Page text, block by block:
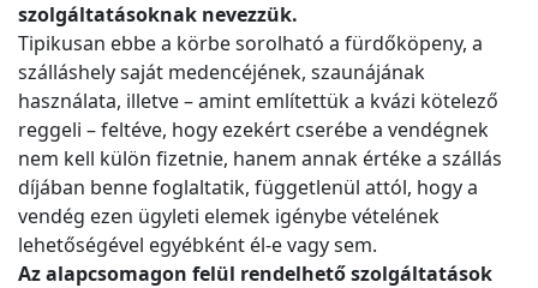
szolgáltatásoknak nevezzük.
Tipikusan ebbe a körbe sorolható a fürdőköpeny, a
szálláshely saját medencéjének, szaunájának
használata, illetve – amint említettük a kvázi kötelező
reggeli – feltéve, hogy ezekért cserébe a vendégnek
nem kell külön fizetnie, hanem annak értéke a szállás
díjában benne foglaltatik, függetlenül attól, hogy a
vendég ezen ügyleti elemek igénybe vételének
lehetőségével egyébként él-e vagy sem.
Az alapcsomagon felül rendelhető szolgáltatások